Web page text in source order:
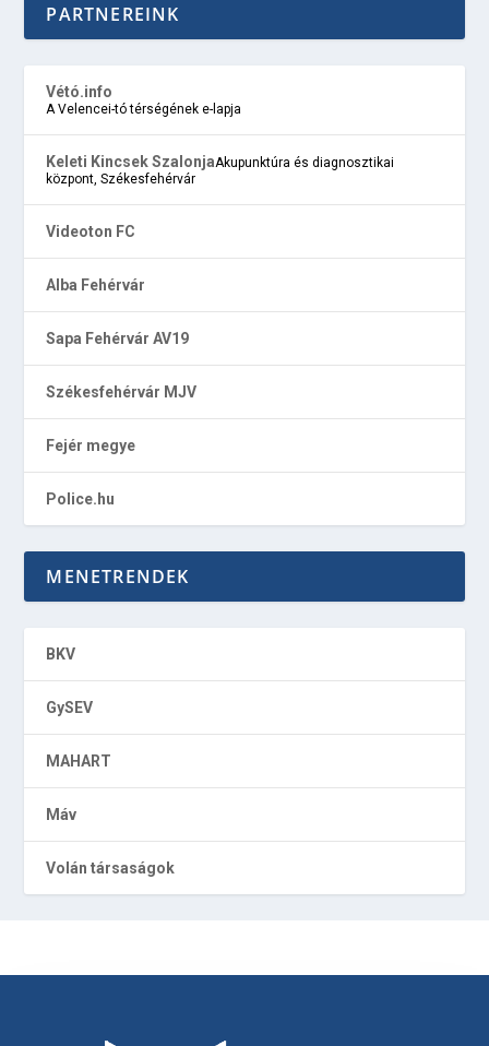
PARTNEREINK
Vétó.info
A Velencei-tó térségének e-lapja
Keleti Kincsek SzalonjaAkupunktúra és diagnosztikai
központ, Székesfehérvár
Videoton FC
Alba Fehérvár
Sapa Fehérvár AV19
Székesfehérvár MJV
Fejér megye
Police.hu
MENETRENDEK
BKV
GySEV
MAHART
Máv
Volán társaságok